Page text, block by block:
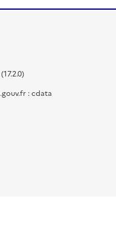
: cdata